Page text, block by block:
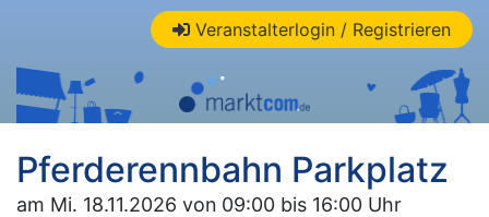
Veranstalterlogin / Registrieren
Pferderennbahn Parkplatz
am Mi. 18.11.2026 von 09:00 bis 16:00 Uhr